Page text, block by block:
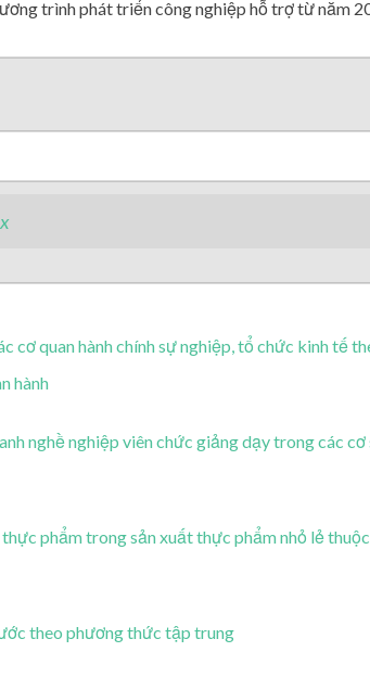
trình phát triển công nghiệp hỗ trợ từ năm
cơ quan hành chính sự nghiệp, tổ chức kinh tế
hành
nghề nghiệp viên chức giảng dạy trong các
phẩm trong sản xuất thực phẩm nhỏ lẻ
theo phương thức tập trung